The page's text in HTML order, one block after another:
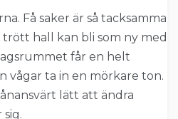
Få saker är så tacksamma
hall kan bli som ny med
får en helt
vågar ta in en mörkare ton.
lätt att ändra